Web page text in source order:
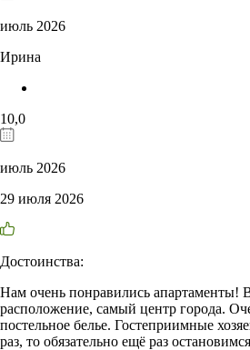
июль 2026
Ирина
10,0
июль 2026
29 июля 2026
Достоинства:
Нам очень понравились апартаменты!
расположение, самый центр города.
постельное белье. Гостеприимные
раз, то обязательно ещё раз